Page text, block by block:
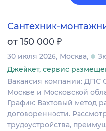
Сантехник-
от 150 000 ₽
30 июля 2026 Москва
Джейкет, сервис
Вакансия компании: ДПС
Москве и Московской
График: Вахтовый метод
договоренности.
трудоустройства,